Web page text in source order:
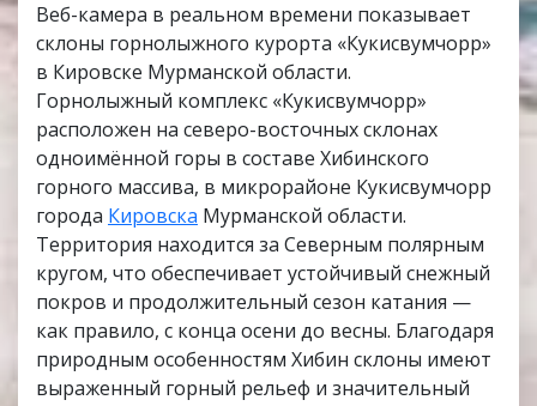
Веб-камера в реальном времени показывает
склоны горнолыжного курорта «Кукисвумчорр»
в Кировске Мурманской области.
Горнолыжный комплекс «Кукисвумчорр»
расположен на северо-восточных склонах
одноимённой горы в составе Хибинского
горного массива, в микрорайоне Кукисвумчорр
города Кировска Мурманской области.
Территория находится за Северным полярным
кругом, что обеспечивает устойчивый снежный
покров и продолжительный сезон катания —
как правило, с конца осени до весны. Благодаря
природным особенностям Хибин склоны имеют
выраженный горный рельеф и значительный